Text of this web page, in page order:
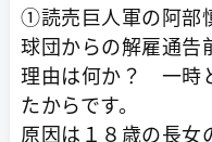
①読売巨人軍の阿部
球団からの解雇通告
理由は何か？ 一時
たからです。
原因は１８歳の長女